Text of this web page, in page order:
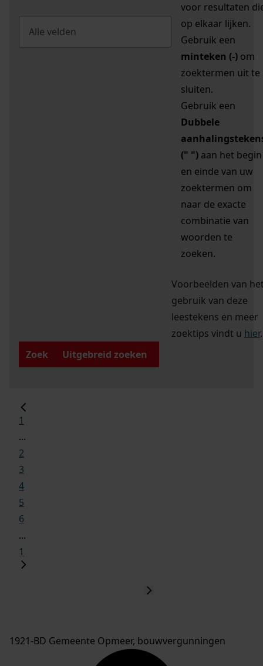
voor resultaten
op elkaar lijken.
Gebruik een
minteken (-) om
zoektermen uit te
sluiten.
Gebruik een
Dubbele
(" ") aan het begin
en einde van uw
zoektermen om
naar de exacte
combinatie van
woorden te
zoeken.
Voorbeelden van
gebruik van deze
leestekens en meer
zoektips vindt u hier.
Zoek
Uitgebreid zoeken
1
...
2
3
4
5
6
...
1
1921-BD Gemeente Opmeer, bouwvergunningen